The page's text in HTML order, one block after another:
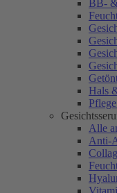
BB-
Hals
Alle
Anti-